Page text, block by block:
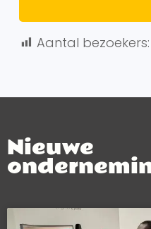
Aantal bezoekers:
Nieuwe